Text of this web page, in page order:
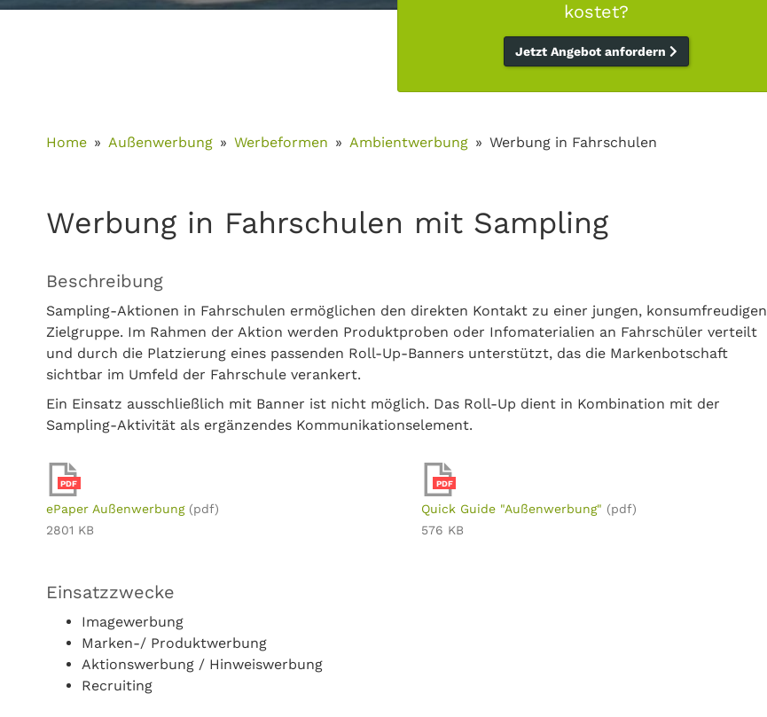
kostet?
Jetzt Angebot anfordern
Home Außenwerbung Werbeformen Ambientwerbung Werbung in Fahrschulen
Werbung in Fahrschulen mit Sampling
Beschreibung
Sampling-Aktionen in Fahrschulen ermöglichen den direkten Kontakt zu einer jungen, konsumfreudigen
Zielgruppe. Im Rahmen der Aktion werden Produktproben oder Infomaterialien an Fahrschüler verteilt
und durch die Platzierung eines passenden Roll-Up-Banners unterstützt, das die Markenbotschaft
sichtbar im Umfeld der Fahrschule verankert.
Ein Einsatz ausschließlich mit Banner ist nicht möglich. Das Roll-Up dient in Kombination mit der
Sampling-Aktivität als ergänzendes Kommunikationselement.
PDF
ePaper Außenwerbung (pdf)
2801 KB
PDF
Quick Guide "Außenwerbung" (pdf)
576 KB
Einsatzzwecke
Imagewerbung
Marken-/ Produktwerbung
Aktionswerbung / Hinweiswerbung
Recruiting